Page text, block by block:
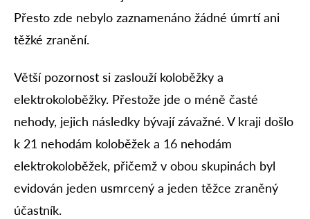
Přesto zde nebylo zaznamenáno žádné úmrtí ani
těžké zranění.
Větší pozornost si zaslouží koloběžky a
elektrokoloběžky. Přestože jde o méně časté
nehody, jejich následky bývají závažné. V kraji došlo
k 21 nehodám koloběžek a 16 nehodám
elektrokoloběžek, přičemž v obou skupinách byl
evidován jeden usmrcený a jeden těžce zraněný
účastník.